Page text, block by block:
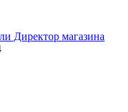
Директор магазина